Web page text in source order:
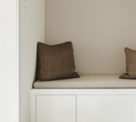
die wir versenden).
+49 39292 929695
Montag - Freitag : 8:30 - 17:00 Uhr
Samstag - Sonntag : 8:30 - 13:00